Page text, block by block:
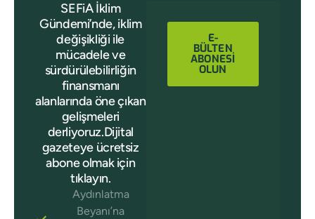
SEFiA İklim
Gündemi’nde, iklim
değişikliği ile
mücadele ve
sürdürülebilirliğin
finansmanı
alanlarında öne çıkan
gelişmeleri
derliyoruz.Dijital
gazeteye ücretsiz
abone olmak için
tıklayın.
Aydınlatma
Beyanı’na
E-
BÜLTEN
ABONESİ
OLUN